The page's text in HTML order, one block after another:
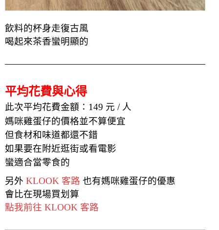
飲料的杯身走復古風
喝起來茶香蠻明顯的
平均花費與心得
此次平均花費金額：149 元 / 人
媽咪雞蛋仔的價格並不算便宜
但食材和味道都還不錯
如果要在附近逛街或看電影
蠻適合當零食的
另外 KLOOK 客路 也有媽咪雞蛋仔的優惠
會比在現場買划算
點我前往 KLOOK 客路